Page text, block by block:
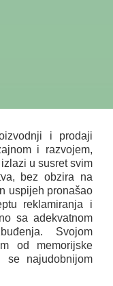
i prodaji
i razvojem,
u susret svim
bez obzira na
uspijeh pronašao
reklamiranja i
sa adekvatnom
Svojom
od memorijske
se najudobnijom